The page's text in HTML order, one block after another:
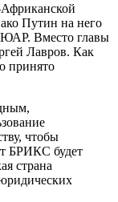
Путин на него
ЮАР. Вместо главы
Лавров. Как
принято
чтобы
БРИКС будет
страна